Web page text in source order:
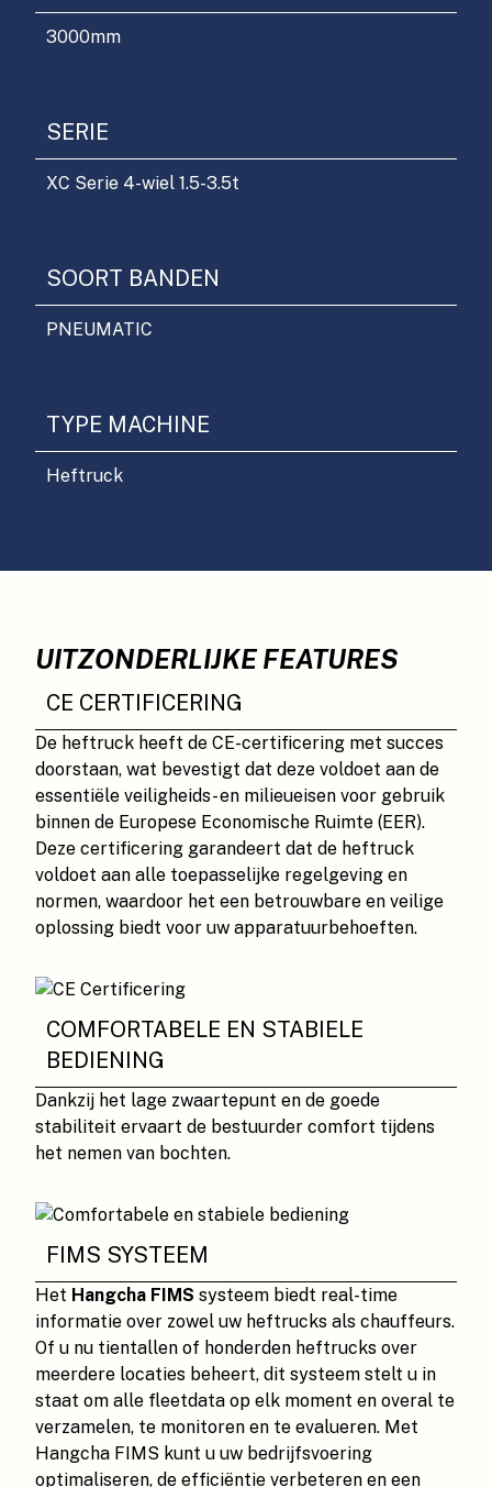
3000mm
SERIE
XC Serie 4-wiel 1.5-3.5t
SOORT BANDEN
PNEUMATIC
TYPE MACHINE
Heftruck
UITZONDERLIJKE FEATURES
CE CERTIFICERING
De heftruck heeft de CE-certificering met succes
doorstaan, wat bevestigt dat deze voldoet aan de
essentiële veiligheids- en milieueisen voor gebruik
binnen de Europese Economische Ruimte (EER).
Deze certificering garandeert dat de heftruck
voldoet aan alle toepasselijke regelgeving en
normen, waardoor het een betrouwbare en veilige
oplossing biedt voor uw apparatuurbehoeften.
COMFORTABELE EN STABIELE
BEDIENING
Dankzij het lage zwaartepunt en de goede
stabiliteit ervaart de bestuurder comfort tijdens
het nemen van bochten.
FIMS SYSTEEM
Het Hangcha FIMS systeem biedt real-time
informatie over zowel uw heftrucks als chauffeurs.
Of u nu tientallen of honderden heftrucks over
meerdere locaties beheert, dit systeem stelt u in
staat om alle fleetdata op elk moment en overal te
verzamelen, te monitoren en te evalueren. Met
Hangcha FIMS kunt u uw bedrijfsvoering
optimaliseren, de efficiëntie verbeteren en een